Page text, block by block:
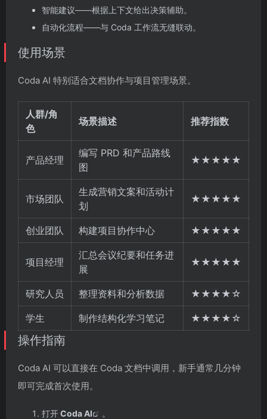
智能建议——根据上下文给出决策辅助。
自动化流程——与 Coda 工作流无缝联动。
使用场景
Coda AI 特别适合文档协作与项目管理场景。
人群/角
色
场景描述 推荐指数
产品经理
编写 PRD 和产品路线
图
★★★★★
市场团队
生成营销文案和活动计
划
★★★★★
创业团队 构建项目协作中心 ★★★★★
项目经理
汇总会议纪要和任务进
展
★★★★★
研究人员 整理资料和分析数据 ★★★★☆
学生 制作结构化学习笔记 ★★★★☆
操作指南
Coda AI 可以直接在 Coda 文档中调用，新手通常几分钟
即可完成首次使用。
打开Coda AI
。